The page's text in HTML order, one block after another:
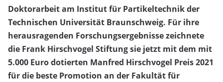
Doktorarbeit am Institut für Partikeltechnik der
Technischen Universität Braunschweig. Für ihre
herausragenden Forschungsergebnisse zeichnete
die Frank Hirschvogel Stiftung sie jetzt mit dem mit
5.000 Euro dotierten Manfred Hirschvogel Preis 2021
für die beste Promotion an der Fakultät für